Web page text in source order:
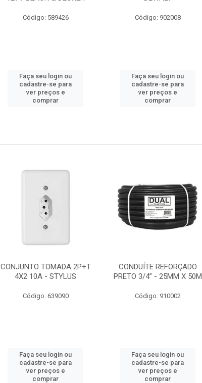
Código: 589426
Faça seu login ou
cadastre-se para
ver preços e
comprar
Código: 902008
Faça seu login ou
cadastre-se para
ver preços e
comprar
CONJUNTO TOMADA 2P+T
4X2 10A - STYLUS
Código: 639090
Faça seu login ou
cadastre-se para
ver preços e
comprar
CONDUÍTE REFORÇADO
PRETO 3/4” - 25MM X 50M
Código: 910002
Faça seu login ou
cadastre-se para
ver preços e
comprar